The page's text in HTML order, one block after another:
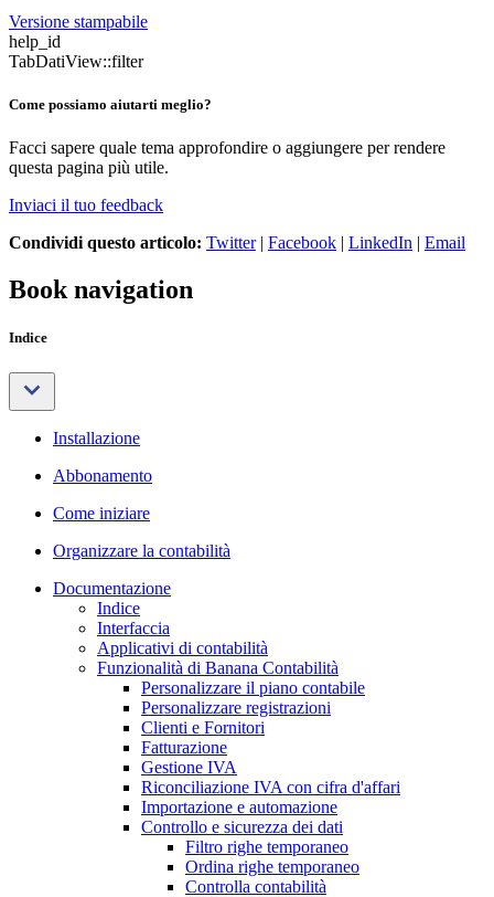
Versione stampabile
help_id
TabDatiView::filter
Come possiamo aiutarti meglio?
Facci sapere quale tema approfondire o aggiungere per rendere
questa pagina più utile.
Inviaci il tuo feedback
Condividi questo articolo: Twitter| Facebook | LinkedIn | Email
Book navigation
Indice
Installazione
Abbonamento
Come iniziare
Organizzare la contabilità
Documentazione
Indice
Interfaccia
Applicativi di contabilità
Funzionalità di Banana Contabilità
Personalizzare il piano contabile
Personalizzare registrazioni
Clienti e Fornitori
Fatturazione
Gestione IVA
Riconciliazione IVA con cifra d'affari
Importazione e automazione
Controllo e sicurezza dei dati
Filtro righe temporaneo
Ordina righe temporaneo
Controlla contabilità